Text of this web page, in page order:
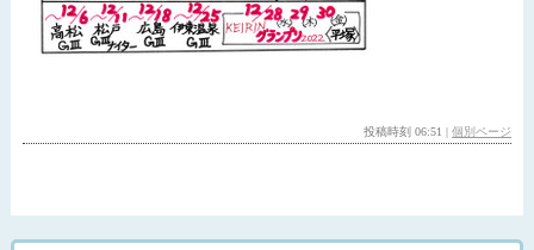
投稿時刻 06:51| 個別ページ